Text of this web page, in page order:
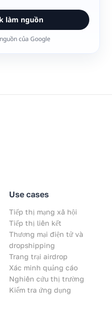
làm nguồn
của Google
Use cases
Tiếp thị mạng xã hội
Tiếp thị liên kết
Thương mại điện tử và
dropshipping
Trang trại airdrop
Xác minh quảng cáo
Nghiên cứu thị trường
Kiểm tra ứng dụng